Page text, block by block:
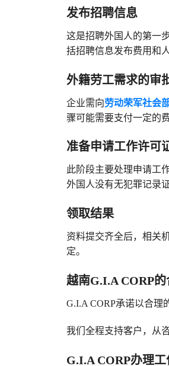
发布招聘信息
这是招聘外国人的第一
括招聘信息发布费用和
外籍劳工需求的审
企业需向劳动荣军社会
骤可能需要支付一定的
准备申请工作许可
此阶段主要处理申请工
外国人没有无犯罪记录
领取结果
资料提交齐全后，相关
定。
越南G.I.A CORP
G.I.A CORP承诺以合理
我们全程支持客户，从
G.I.A CORP办理